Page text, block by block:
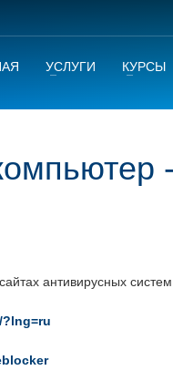
УСЛУГИ КУРСЫ
антивирусных